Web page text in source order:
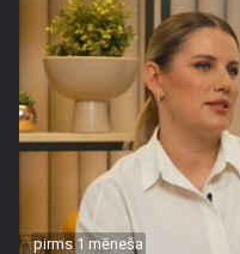
pirms 1 mēneša